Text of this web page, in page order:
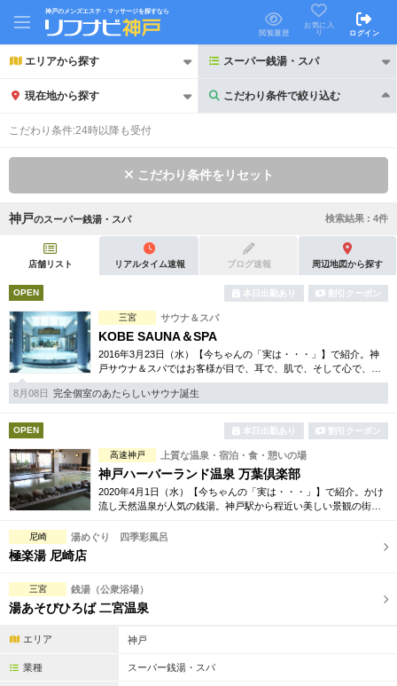
神戸のメンズエステ・マッサージを探すなら
閲覧履歴
お気に入
り
ログイン
エリアから探す スーパー銭湯・スパ
現在地から探す こだわり条件で絞り込む
こだわり条件で絞り込む
初回割引あり リピーター割引あり
団体割引 ポイントカード有
キャッシュレス決済OK
2名様歓迎 団体様歓迎
完全個室 半個室あり
ペアルームあり シャワー室完備
フットバスあり 岩盤浴あり
専用駐車場あり 有資格者在籍
日本人スタッフのみ
駅から徒歩5分以内
こだわり条件:24時以降も受付
こだわり条件をリセット
神戸のスーパー銭湯・スパ 検索結果 : 4件
店舗リスト リアルタイム速報 ブログ速報 周辺地図から探す
OPEN 本日出勤あり 割引クーポン
三宮 サウナ＆スパ
KOBE SAUNA＆SPA
2016年3月23日（水）【今ちゃんの「実は・・・」】で紹介。神
戸サウナ＆スパではお客様が目で、耳で、肌で、そして心で、五
感の癒し・寛ぎを実感できる場をご提供します。天然温泉や露天
風呂、サウナ等幅広く完備。
8月08日 完全個室のあたらしいサウナ誕生
OPEN 本日出勤あり 割引クーポン
高速神戸 上質な温泉・宿泊・食・憩いの場
神戸ハーバーランド温泉 万葉倶楽部
2020年4月1日（水）【今ちゃんの「実は・・・」】で紹介。かけ
流し天然温泉が人気の銭湯。神戸駅から程近い美しい景観の街に
市の温泉郷」です。
尼崎 湯めぐり 四季彩風呂
極楽湯 尼崎店
三宮 銭湯（公衆浴場）
湯あそびひろば 二宮温泉
エリア 神戸
業種 スーパー銭湯・スパ